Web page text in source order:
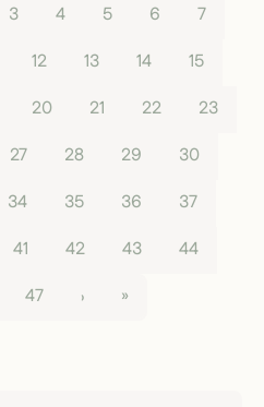
3 4 5 6
7
12 13 14
15
20 21 22
23
27 28 29
30
34 35 36
37
41 42 43
44
47 › »